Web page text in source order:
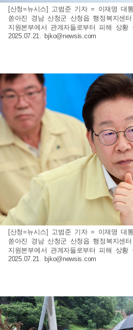
[산청=뉴시스] 고범준 기자 = 이재명 대
쏟아진 경남 산청군 산청읍 행정복지센
지원본부에서 관계자들로부터 피해 상황
2025.07.21. bjko@newsis.com
[산청=뉴시스] 고범준 기자 = 이재명 대
쏟아진 경남 산청군 산청읍 행정복지센
지원본부에서 관계자들로부터 피해 상황
2025.07.21. bjko@newsis.com